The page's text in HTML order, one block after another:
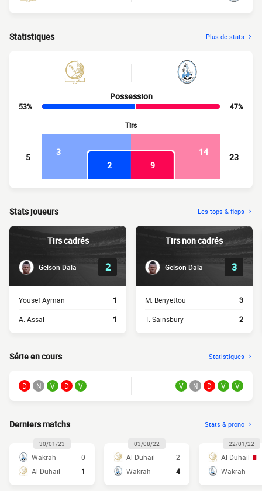
Statistiques Plus de stats
Possession
53%
47%
Tirs
5 3
14
2
9
23
Stats joueurs Les tops & flops
Tirs cadrés
Gelson Dala 2
Yousef Ayman 1
A. Assal 1
Tirs non cadrés
Gelson Dala 3
M. Benyettou 3
T. Sainsbury 2
Série en cours Statistiques
D N V D V V N D V V
Derniers matchs Stats & prono
30/01/23
Wakrah
0
Al Duhail
1
03/08/22
Al Duhail
2
Wakrah
4
22/01/22
Al Duhail
Wakrah